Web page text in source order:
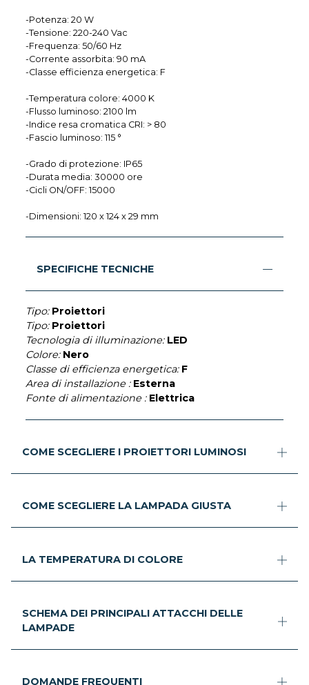
-Potenza: 20 W
-Tensione: 220-240 Vac
-Frequenza: 50/60 Hz
-Corrente assorbita: 90 mA
-Classe efficienza energetica: F
-Temperatura colore: 4000 K
-Flusso luminoso: 2100 lm
-Indice resa cromatica CRI: > 80
-Fascio luminoso: 115 °
-Grado di protezione: IP65
-Durata media: 30000 ore
-Cicli ON/OFF: 15000
-Dimensioni: 120 x 124 x 29 mm
SPECIFICHE TECNICHE
Tipo: Proiettori
Tipo: Proiettori
Tecnologia di illuminazione: LED
Colore: Nero
Classe di efficienza energetica: F
Area di installazione : Esterna
Fonte di alimentazione : Elettrica
COME SCEGLIERE I PROIETTORI LUMINOSI
COME SCEGLIERE LA LAMPADA GIUSTA
LA TEMPERATURA DI COLORE
SCHEMA DEI PRINCIPALI ATTACCHI DELLE
LAMPADE
DOMANDE FREQUENTI